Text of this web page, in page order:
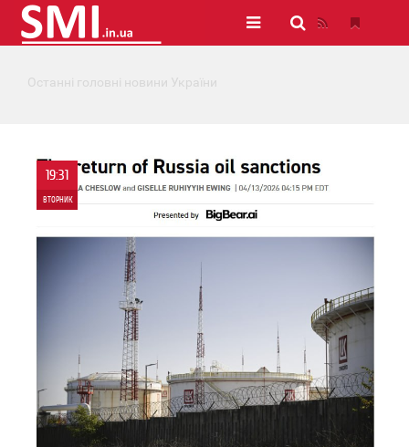
Останні головні новини України
19:31
ВТОРНИК
0